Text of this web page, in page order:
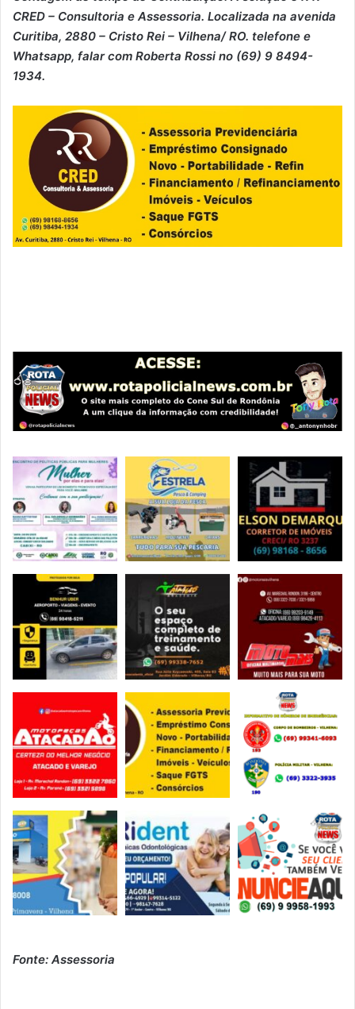
CRED – Consultoria e Assessoria. Localizada na avenida
Curitiba, 2880 – Cristo Rei – Vilhena/ RO. telefone e
Whatsapp, falar com Roberta Rossi no (69) 9 8494-
1934.
Fonte: Assessoria